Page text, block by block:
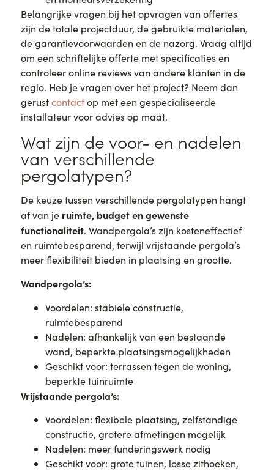
Belangrijke vragen bij het opvragen van offertes
zijn de totale projectduur, de gebruikte materialen,
de garantievoorwaarden en de nazorg. Vraag altijd
om een schriftelijke offerte met specificaties en
controleer online reviews van andere klanten in de
regio. Heb je vragen over het project? Neem dan
gerustcontactop met een gespecialiseerde
installateur voor advies op maat.
Wat zijn de voor- en nadelen
van verschillende
pergolatypen?
De keuze tussen verschillende pergolatypen hangt
af van je ruimte, budget en gewenste
functionaliteit. Wandpergola’s zijn kosteneffectief
en ruimtebesparend, terwijl vrijstaande pergola’s
meer flexibiliteit bieden in plaatsing en grootte.
Wandpergola’s:
Voordelen: stabiele constructie,
ruimtebesparend
Nadelen: afhankelijk van een bestaande
wand, beperkte plaatsingsmogelijkheden
Geschikt voor: terrassen tegen de woning,
beperkte tuinruimte
Vrijstaande pergola’s:
Voordelen: flexibele plaatsing, zelfstandige
constructie, grotere afmetingen mogelijk
Nadelen: meer funderingswerk nodig
Geschikt voor: grote tuinen, losse zithoeken,